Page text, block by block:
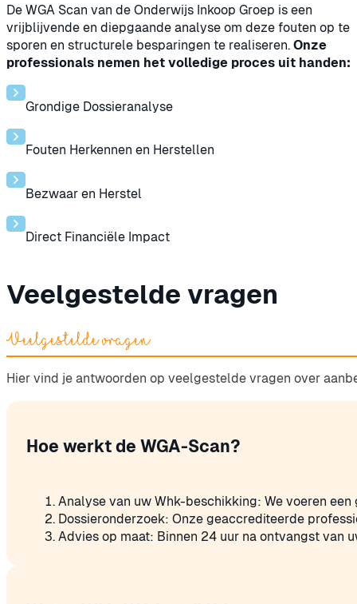
De WGA Scan van de Onderwijs Inkoop Groep is een
vrijblijvende en diepgaande analyse om deze fouten op te
sporen en structurele besparingen te realiseren.Onze
professionals nemen het volledige proces uit handen:
Grondige Dossieranalyse
Fouten Herkennen en Herstellen
Bezwaar en Herstel
Direct Financiële Impact
Veelgestelde vragen
Veelgestelde vragen
Hier vind je antwoorden op veelgestelde vragen over
Hoe werkt de WGA-Scan?
Analyse van uw Whk-beschikking: We voeren
Dossieronderzoek: Onze geaccrediteerde
Advies op maat: Binnen 24 uur na ontvangst van